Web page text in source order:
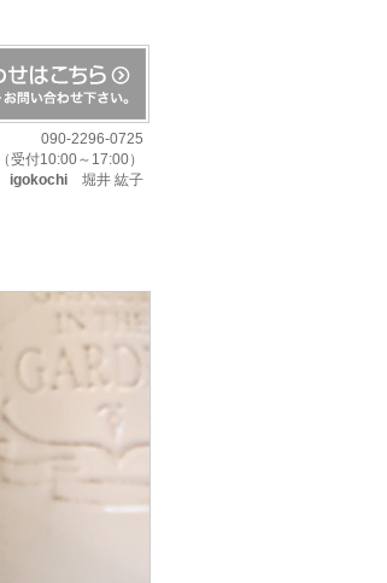
090-2296-0725
（受付10:00～17:00）
igokochi 堀井 紘子